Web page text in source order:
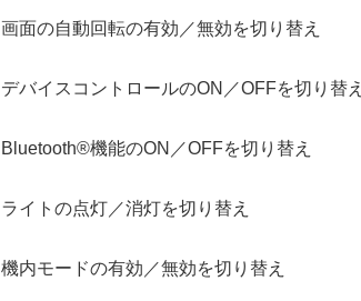
画面の自動回転の有効／無効を切り替え
デバイスコントロールのON／OFFを切り替え
Bluetooth®機能のON／OFFを切り替え
ライトの点灯／消灯を切り替え
機内モードの有効／無効を切り替え